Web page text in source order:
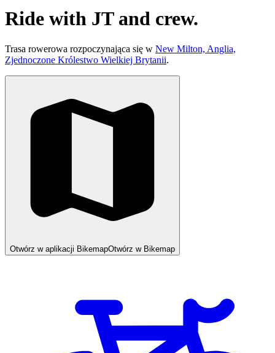
Ride with JT and crew.
Trasa rowerowa rozpoczynająca się w New Milton, Anglia,
Zjednoczone Królestwo Wielkiej Brytanii.
Otwórz w aplikacji BikemapOtwórz w Bikemap